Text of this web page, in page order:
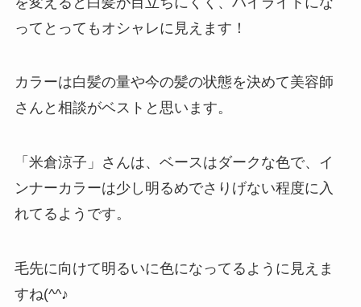
ってとってもオシャレに見えます！
カラーは白髪の量や今の髪の状態を決めて美容師
さんと相談がベストと思います。
「米倉涼子」さんは、ベースはダークな色で、イ
ンナーカラーは少し明るめでさりげない程度に入
れてるようです。
毛先に向けて明るいに色になってるように見えま
すね(^^♪